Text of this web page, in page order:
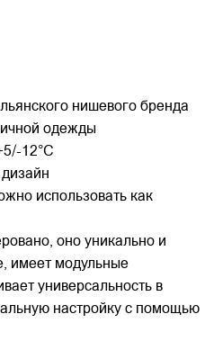
нишевого бренда
одежды
12°C
использовать как
оно уникально и
имеет модульные
универсальность в
настройку с помощью